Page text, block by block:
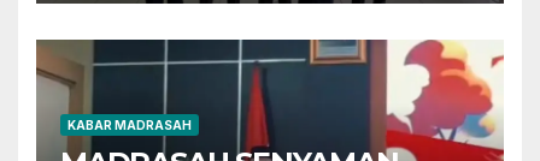
KABAR MADRASAH